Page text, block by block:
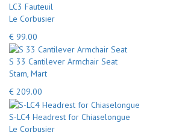
LC3 Fauteuil
Le Corbusier
€ 99.00
S 33 Cantilever Armchair Seat
Stam, Mart
€ 209.00
S-LC4 Headrest for Chiaselongue
Le Corbusier